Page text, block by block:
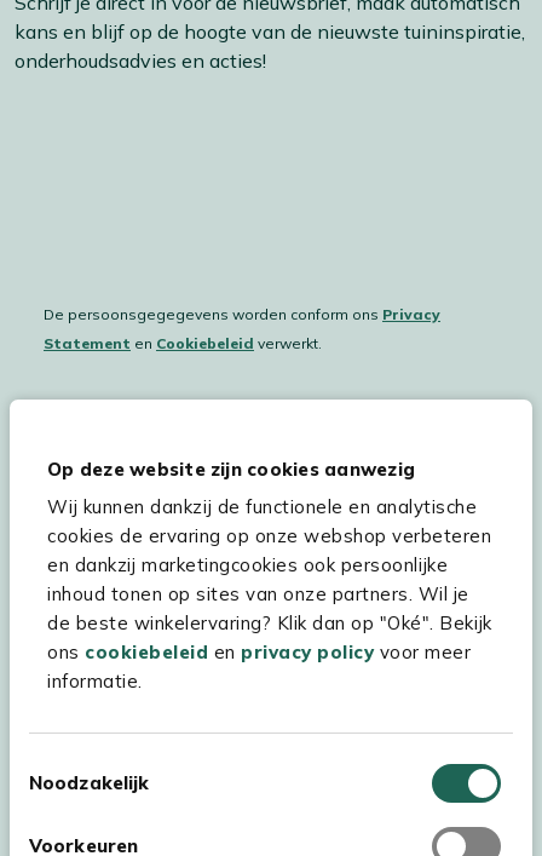
Op deze website zijn cookies aanwezig
Wij kunnen dankzij de functionele en analytische
cookies de ervaring op onze webshop verbeteren
en dankzij marketingcookies ook persoonlijke
inhoud tonen op sites van onze partners. Wil je
de beste winkelervaring? Klik dan op "Oké". Bekijk
ons cookiebeleid en privacy policyvoor meer
informatie.
Noodzakelijk
Voorkeuren
kans en blijf op de hoogte van de nieuwste tuininspiratie,
onderhoudsadvies en acties!
De persoonsgegegevens worden conform ons Privacy
Statement en Cookiebeleid verwerkt.
Hulp & service
Assortiment
Kees Smit Tuinmeubelen
Experience Stores XXL